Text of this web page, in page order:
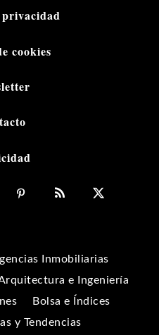
cookies
Inmobiliarias
e Ingeniería
Bolsa e Índices
y Tendencias